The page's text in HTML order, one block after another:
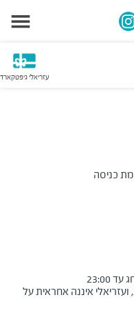
עזריאלי גיפטקארד
כניסה
איננה אחראית על